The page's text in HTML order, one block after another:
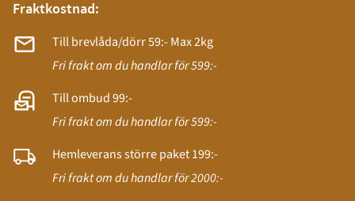
Fraktkostnad:
Till brevlåda/dörr 59:- Max 2kg
Fri frakt om du handlar för 599:-
Till ombud 99:-
Fri frakt om du handlar för 599:-
Hemleverans större paket 199:-
Fri frakt om du handlar för 2000:-